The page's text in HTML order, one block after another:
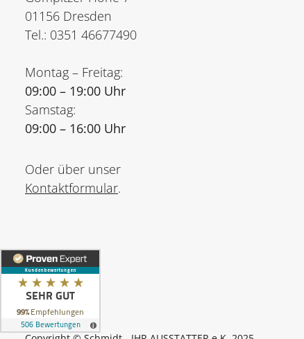
01156 Dresden
Tel.: 0351 46677490
Montag – Freitag:
09:00 – 19:00 Uhr
Samstag:
09:00 – 16:00 Uhr
Oder über unser
Kontaktformular.